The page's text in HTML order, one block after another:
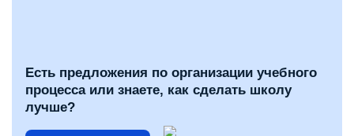
Есть предложения по организации учебного
процесса или знаете, как сделать школу
лучше?